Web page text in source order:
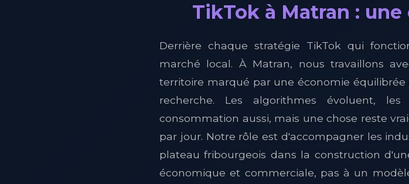
TikTok à Matran :
Derrière chaque stratégie TikTok qui
marché local. À Matran, nous travaillons
territoire marqué par une économie
recherche. Les algorithmes évoluent,
consommation aussi, mais une chose reste
par jour. Notre rôle est d'accompagner les
plateau fribourgeois dans la construction
économique et commerciale, pas à un